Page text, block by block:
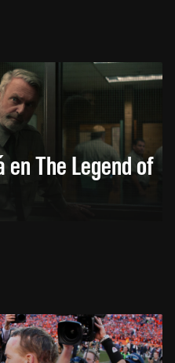
The Legend of